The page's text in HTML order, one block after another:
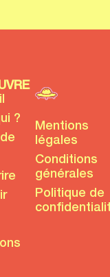
?
Mentions
légales
Conditions
générales
Politique de